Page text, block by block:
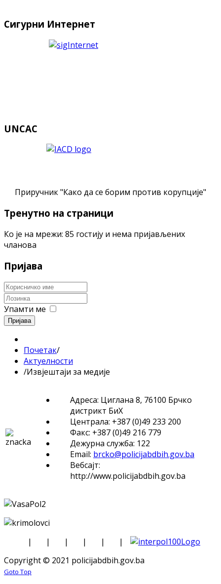
Сигурни Интернет
UNCAC
Приручник "Како да се борим против корупције"
Тренутно на страници
Ко је на мрежи: 85 гостију и нема пријављених
чланова
Пријава
Упамти ме
Пријава
Почетак/
Актуелности
/Извјештаји за медије
Адреса: Циглана 8, 76100 Брчко
дистрикт БиХ
Централа: +387 (0)49 233 200
Факс: +387 (0)49 216 779
Дежурна служба: 122
Email: brcko@policijabdbih.gov.ba
Вебсајт:
http://www.policijabdbih.gov.ba
| | | | |
|
Copyright © 2021 policijabdbih.gov.ba
Goto Top